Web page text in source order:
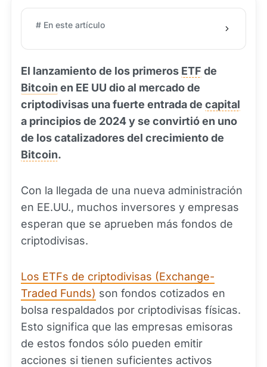
# En este artículo
El lanzamiento de los primeros ETF de
Bitcoin en EE UU dio al mercado de
criptodivisas una fuerte entrada de capital
a principios de 2024 y se convirtió en uno
de los catalizadores del crecimiento de
Bitcoin.
Con la llegada de una nueva administración
en EE.UU., muchos inversores y empresas
esperan que se aprueben más fondos de
criptodivisas.
Los ETFs de criptodivisas (Exchange-
Traded Funds) son fondos cotizados en
bolsa respaldados por criptodivisas físicas.
Esto significa que las empresas emisoras
de estos fondos sólo pueden emitir
acciones si tienen suficientes activos